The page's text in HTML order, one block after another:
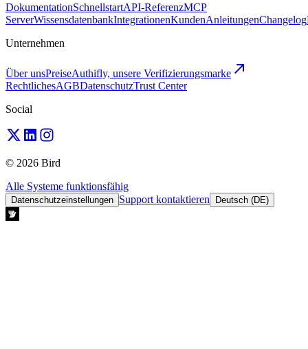
DokumentationSchnellstartAPI-ReferenzMCP
ServerWissensdatenbankIntegrationenKundenAnleitungenChangelog
Unternehmen
Über unsPreiseAuthifly, unsere Verifizierungsmarke
RechtlichesAGBDatenschutzTrust Center
Social
© 2026 Bird
Alle Systeme funktionsfähig
Datenschutzeinstellungen Support kontaktieren Deutsch (DE)